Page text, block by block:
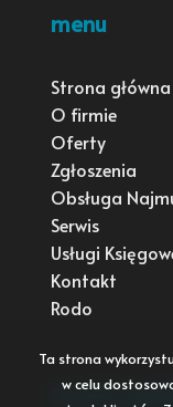
menu
Strona główna
O firmie
Oferty
Zgłoszenia
Obsługa
Serwis
Usługi
Kontakt
Rodo
social
Ta strona
w celu